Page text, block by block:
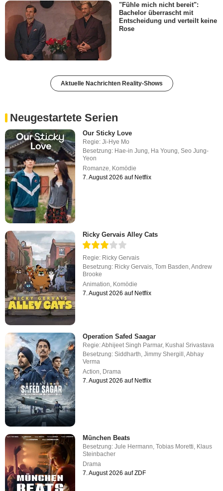
"Fühle mich nicht bereit":
Bachelor überrascht mit
Entscheidung und verteilt keine
Rose
Aktuelle Nachrichten Reality-Shows
Neugestartete Serien
Our Sticky Love
Regie:Ji-Hye Mo
Besetzung: Hae-in Jung, Ha Young,Seo Jung-
Yeon
Romanze, Komödie
7. August 2026 auf Netflix
Ricky Gervais Alley Cats
Regie: Ricky Gervais
Besetzung: Ricky Gervais,Tom Basden,Andrew
Brooke
Animation, Komödie
7. August 2026 auf Netflix
Operation Safed Saagar
Regie:Abhijeet Singh Parmar, Kushal Srivastava
Besetzung:Siddharth ,Jimmy Shergill ,Abhay
Verma
Action Drama
7. August 2026 auf Netflix
München Beats
Besetzung:Jule Hermann,Tobias Moretti, Klaus
Steinbacher
Drama
7. August 2026 auf ZDF